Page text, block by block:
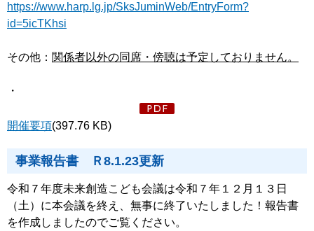
https://www.harp.lg.jp/SksJuminWeb/EntryForm?
id=5icTKhsi
その他： 関係者以外の同席・傍聴は予定しておりません。
・
開催要項(397.76 KB)
事業報告書 Ｒ8.1.23更新
令和７年度未来創造こども会議は令和７年１２月１３日
（土）に本会議を終え、無事に終了いたしました！報告書
を作成しましたのでご覧ください。